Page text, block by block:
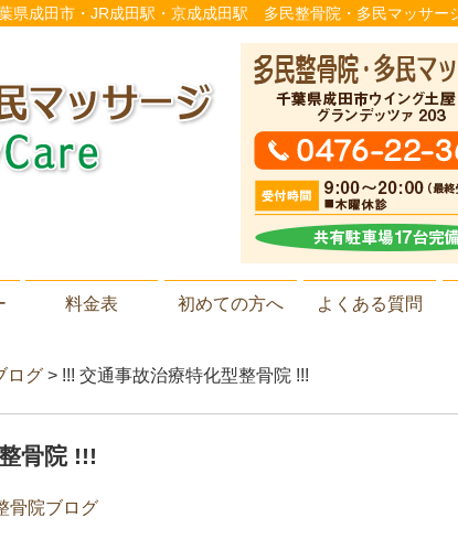
県成田市・JR成田駅・京成成田駅 多民整骨院・多民マッサー
料金表 初めての方へ よくある質問
ログ > !!! 交通事故治療特化型整骨院 !!!
骨院 !!!
骨院ブログ